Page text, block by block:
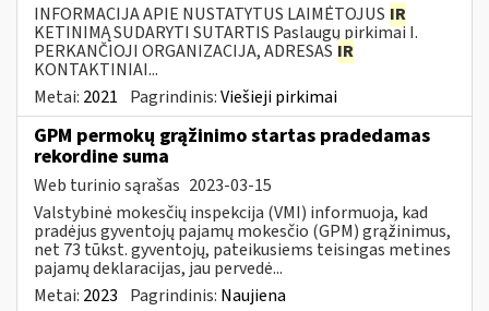
INFORMACIJA APIE NUSTATYTUS LAIMĖTOJUS IR
KETINIMĄ SUDARYTI SUTARTIS Paslaugų pirkimai I.
PERKANČIOJI ORGANIZACIJA, ADRESAS IR
KONTAKTINIAI...
Metai: 2021 Pagrindinis:Viešieji pirkimai
GPM permokų grąžinimo startas pradedamas
rekordine suma
Web turinio sąrašas 2023-03-15
Valstybinė mokesčių inspekcija (VMI) informuoja, kad
pradėjus gyventojų pajamų mokesčio (GPM) grąžinimus,
net 73 tūkst. gyventojų, pateikusiems teisingas metines
pajamų deklaracijas, jau pervedė...
Metai: 2023 Pagrindinis: Naujiena